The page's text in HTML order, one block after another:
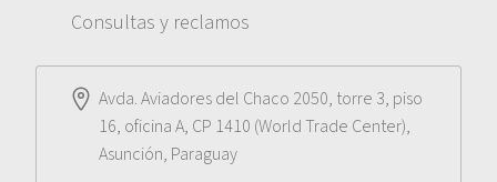
Consultas y reclamos
Avda. Aviadores del Chaco 2050, torre 3, piso
16, oficina A, CP 1410 (World Trade Center),
Asunción, Paraguay